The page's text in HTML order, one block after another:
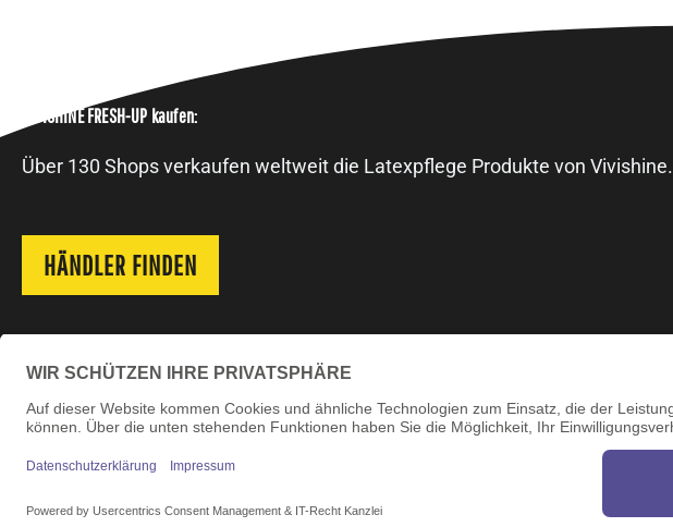
VIVISHINE FRESH-UP kaufen:
Über 130 Shops verkaufen weltweit die Latexpflege Produkte von Vivishine.
HÄNDLER FINDEN
+49 89 71000866